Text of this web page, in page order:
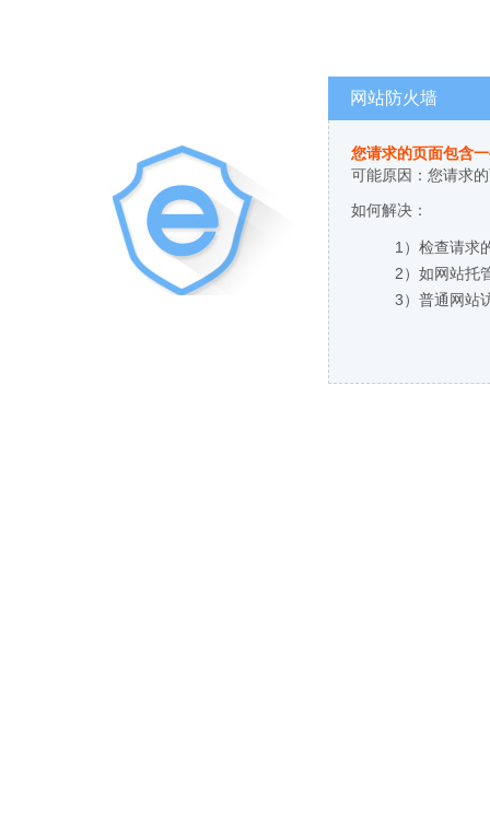
网站防火墙
您请求的页面包含
可能原因：您请求
如何解决：
1）检查请求
2）如网站托
3）普通网站